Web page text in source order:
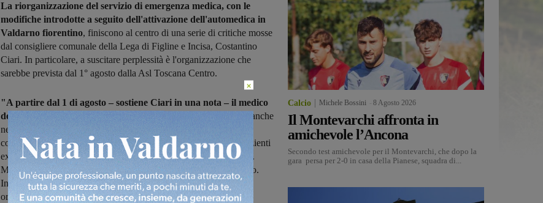
La riorganizzazione del servizio di emergenza medica, con le
modifiche introdotte a seguito dell'attivazione dell'automedica in
Valdarno fiorentino, finiscono al centro di una serie di critiche mosse
dal consigliere comunale della Lega di Figline e Incisa, Costantino
Ciari. In particolare, a suscitare perplessità è l'organizzazione che
sarebbe prevista dal 1° agosto dalla Asl Toscana Centro.
"A partire dal 1 di agosto – sostiene Ciari in una nota – il medico
del 118
che staziona presso l’Ospedale Serristori sarà impegnato anche
nelle visite dei pazienti che accedono al Pronto Soccorso. Questo
comporterà un aumento delle tempistiche per gli interventi sui pazienti
extraospedalieri, oppure la impossibilità di passaggio di consegne.
Metodo peraltro già sperimentato ad Empoli alcuni anni fa e fallito.
Insomma quello proposto dalla ASL Centro è un modello
organizzativo precario, rischioso, per pazienti e medici".
Calcio Michele Bossini 8 Agosto 2026
Il Montevarchi affronta in
amichevole l’Ancona
Secondo test amichevole per il Montevarchi, che dopo la
gara persa per 2-0 in casa della Pianese, squadra di...
×